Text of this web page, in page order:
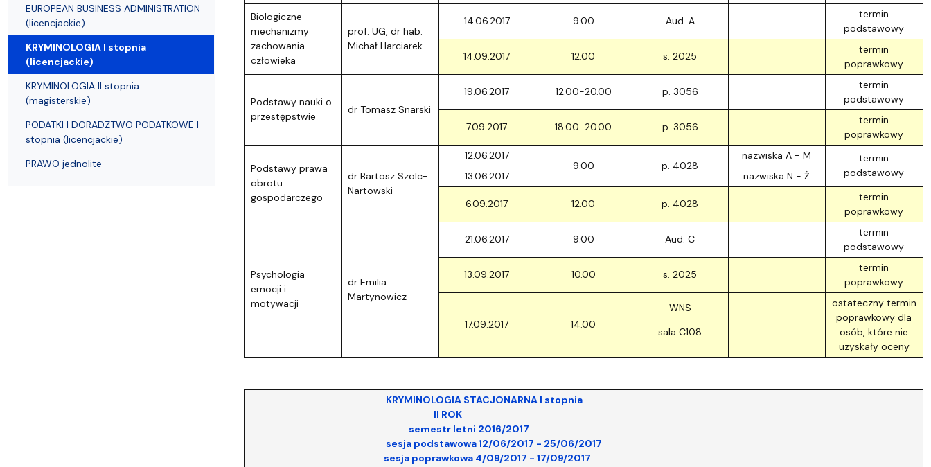
Biologiczne
mechanizmy
zachowania
człowieka
prof. UG, dr hab.
Michał Harciarek
14.06.2017 9.00 Aud. A
termin
podstawowy
14.09.2017 12.00 s. 2025
termin
poprawkowy
Podstawy nauki o
przestępstwie
dr Tomasz Snarski
19.06.2017 12.00-20.00 p. 3056
termin
podstawowy
7.09.2017 18.00-20.00 p. 3056
termin
poprawkowy
Podstawy prawa
obrotu
gospodarczego
dr Bartosz Szolc-
Nartowski
12.06.2017
9.00
p. 4028
nazwiska A - M
termin
podstawowy
13.06.2017 nazwiska N - Ż
6.09.2017 12.00 p. 4028
termin
poprawkowy
Psychologia
emocji i
motywacji
dr Emilia
Martynowicz
21.06.2017 9.00 Aud. C
termin
podstawowy
13.09.2017 10.00 s. 2025
termin
poprawkowy
17.09.2017 14.00
WNS
sala C108
ostateczny termin
poprawkowy dla
osób, które nie
uzyskały oceny
KRYMINOLOGIA STACJONARNA I stopnia
II ROK
semestr letni 2016/2017
sesja podstawowa 12/06/2017 - 25/06/2017
sesja poprawkowa 4/09/2017 - 17/09/2017
EUROPEAN BUSINESS ADMINISTRATION
(licencjackie)
KRYMINOLOGIA I stopnia
(licencjackie)
KRYMINOLOGIA II stopnia
(magisterskie)
PODATKI I DORADZTWO PODATKOWE I
stopnia (licencjackie)
PRAWO jednolite